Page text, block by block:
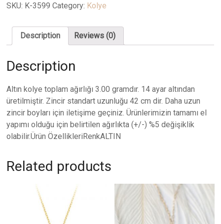
SKU: K-3599 Category: Kolye
Description Reviews (0)
Description
Altın kolye toplam ağırlığı 3.00 gramdır. 14 ayar altından
üretilmiştir. Zincir standart uzunluğu 42 cm dir. Daha uzun
zincir boyları için iletişime geçiniz. Ürünlerimizin tamamı el
yapımı olduğu için belirtilen ağırlıkta (+/-) %5 değişiklik
olabilir.Ürün ÖzellikleriRenkALTIN
Related products